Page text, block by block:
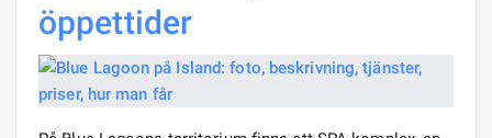
öppettider